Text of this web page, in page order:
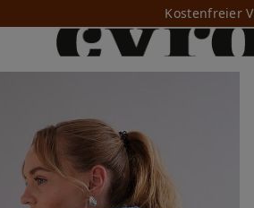
Kostenfreier